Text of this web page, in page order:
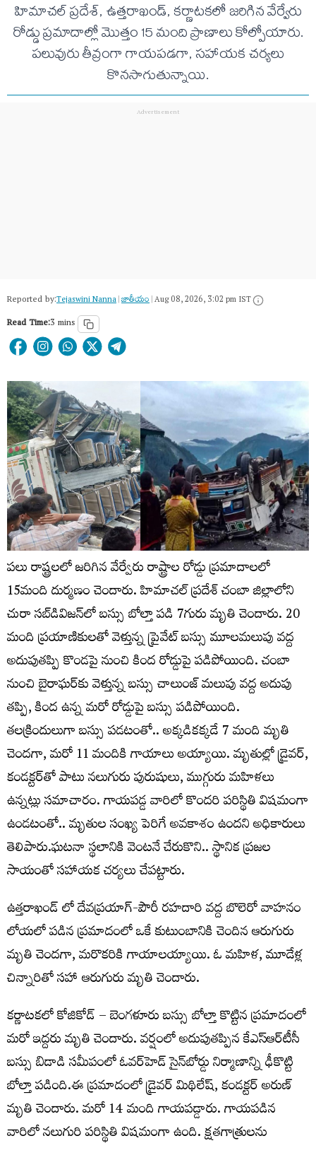
హిమాచల్ ప్రదేశ్, ఉత్తరాఖండ్, కర్ణాటకలో జరిగిన వేర్వేరు
రోడ్డు ప్రమాదాల్లో మొత్తం 15 మంది ప్రాణాలు కోల్పోయారు.
పలువురు తీవ్రంగా గాయపడగా, సహాయక చర్యలు
కొనసాగుతున్నాయి.
Reported by:Tejaswini Nanna|జాతీయం|Aug 08, 2026, 3:02 pm IST
Read Time:3 mins
పలు రాష్ట్రలలో జరిగిన వేర్వేరు రాష్ట్రాల రోడ్డు ప్రమాదాలలో
15మంది దుర్మణం చెందారు. హిమాచ‌ల్ ప్రదేశ్‌ చంబా జిల్లాలోని
చురా స‌బ్‌డివిజ‌న్‌లో బస్సు బోల్తా పడి 7గురు మృతి చెందారు. 20
మంది ప్రయాణికులతో వెళ్తున్న ప్రైవేట్ బస్సు మూలమలుపు వద్ద
అదుపుతప్పి కొండపై నుంచి కింద రోడ్డుపై పడిపోయింది. చంబా
నుంచి బైరాఘ‌ర్‌కు వెళ్తున్న బస్సు చాలుంజ్ మ‌లుపు వ‌ద్ద అదుపు
తప్పి, కింద ఉన్న మరో రోడ్డుపై బస్సు పడిపోయింది.
తలక్రిందులుగా బస్సు పడటంతో.. అక్కడికక్కడే 7 మంది మృతి
చెందగా, మరో 11 మందికి గాయాలు అయ్యాయి. మృతుల్లో డ్రైవర్,
కండక్టర్‌తో పాటు నలుగురు పురుషులు, ముగ్గురు మహిళలు
ఉన్నట్లు సమాచారం. గాయపడ్డ వారిలో కొందరి పరిస్థితి విషమంగా
ఉండటంతో.. మృతుల సంఖ్య పెరిగే అవకాశం ఉందని అధికారులు
తెలిపారు.ఘటనా స్థలానికి వెంటనే చేరుకొని.. స్థానిక ప్రజల
సాయంతో సహాయక చర్యలు చేపట్టారు.
ఉత్తరాఖండ్ లో దేవప్రయాగ్-పౌరీ రహదారి వద్ద బొలెరో వాహనం
లోయలో పడిన ప్రమాదంలో ఒకే కుటుంబానికి చెందిన ఆరుగురు
మృతి చెందగా, మరొకరికి గాయాలయ్యాయి. ఓ మహిళ, మూడేళ్ల
చిన్నారితో సహా ఆరుగురు మృతి చెందారు.
కర్ణాటకలో కోజికోడ్‌ – బెంగళూరు బస్సు బోల్తా కొట్టిన ప్రమాదంలో
మరో ఇద్దరు మృతి చెందారు. వర్షంలో అదుపుతప్పిన కేఎస్‌ఆర్‌టీసీ
బస్సు బిడాడి సమీపంలో ఓవర్‌హెడ్‌ సైన్‌బోర్డు నిర్మాణాన్ని ఢీకొట్టి
బోల్తా పడింది.ఈ ప్రమాదంలో డ్రైవర్‌ మిథిలేష్‌, కండక్టర్‌ అరుణ్‌
మృతి చెందారు. మరో 14 మంది గాయపడ్డారు. గాయపడిన
వారిలో నలుగురి పరిస్థితి విషమంగా ఉంది. క్షతగాత్రులను